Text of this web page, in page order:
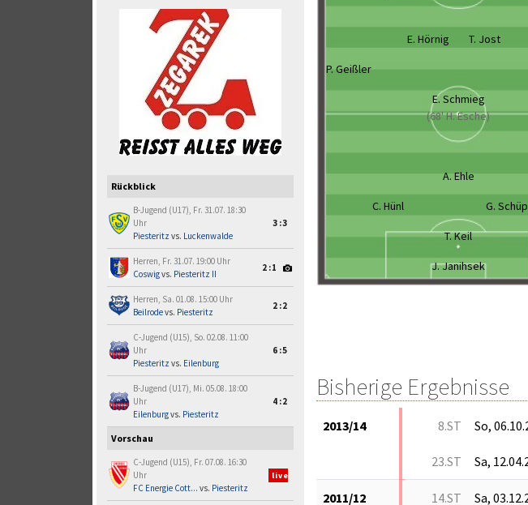
Rückblick
B-Jugend (U17), Fr. 31.07. 18:30
Uhr
Piesteritz vs. Luckenwalde
3:3
Herren, Fr. 31.07. 19:00 Uhr
Coswigvs. Piesteritz II
2:1
Herren, Sa. 01.08. 15:00 Uhr
Beilrodevs. Piesteritz
2:2
C-Jugend (U15), So. 02.08. 11:00
Uhr
Piesteritz vs. Eilenburg
6:5
B-Jugend (U17), Mi. 05.08. 18:00
Uhr
Eilenburgvs. Piesteritz
4:2
Vorschau
C-Jugend (U15), Fr. 07.08. 16:30
Uhr
FC Energie Cott... vs. Piesteritz
live
E. Hörnig T. Jost
P. Geißler
E. Schmieg
(68' H. Esche)
A. Ehle
C. Hünl G.
T. Keil
J. Janihsek
Bisherige Ergebnisse
2013/14 8.ST So,
23.ST Sa,
2011/12 14.ST Sa,